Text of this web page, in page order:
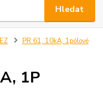
Hledat
PR 61, 10kA, 1pólové
1P